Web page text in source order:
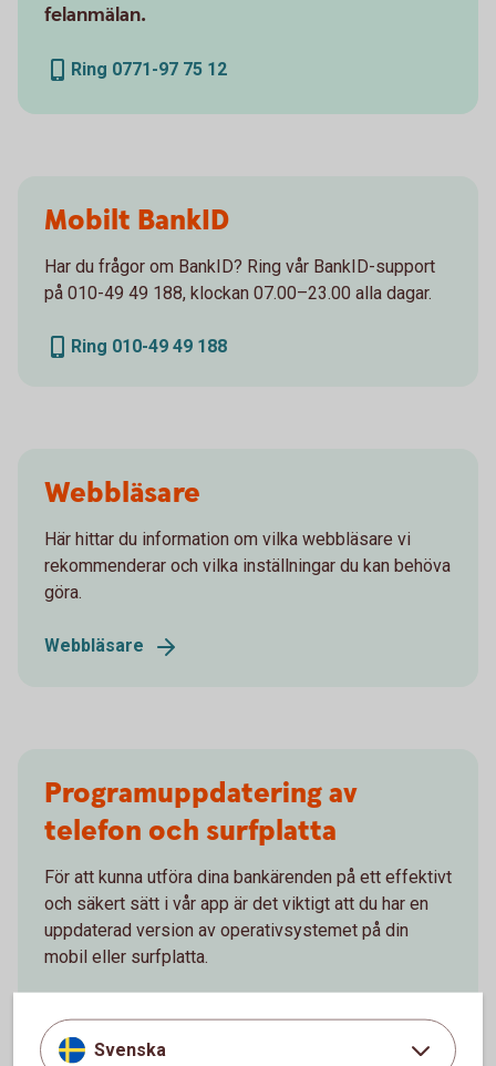
felanmälan.
Ring 0771-97 75 12
Mobilt BankID
Har du frågor om BankID? Ring vår BankID-support
på 010-49 49 188, klockan 07.00–23.00 alla dagar.
Ring 010-49 49 188
Webbläsare
Här hittar du information om vilka webbläsare vi
rekommenderar och vilka inställningar du kan behöva
göra.
Webbläsare
Programuppdatering av
telefon och surfplatta
För att kunna utföra dina bankärenden på ett effektivt
och säkert sätt i vår app är det viktigt att du har en
uppdaterad version av operativsystemet på din
mobil eller surfplatta.
enheter
Svenska